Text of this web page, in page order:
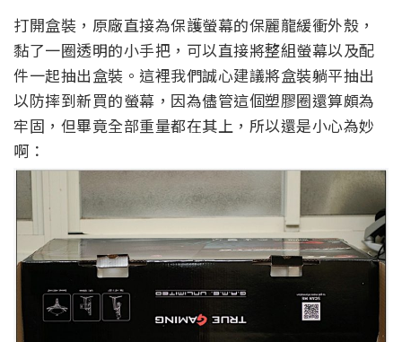
打開盒裝，原廠直接為保護螢幕的保麗龍緩衝外殼，
黏了一圈透明的小手把，可以直接將整組螢幕以及配
件一起抽出盒裝。這裡我們誠心建議將盒裝躺平抽出
以防摔到新買的螢幕，因為儘管這個塑膠圈還算頗為
牢固，但畢竟全部重量都在其上，所以還是小心為妙
啊：